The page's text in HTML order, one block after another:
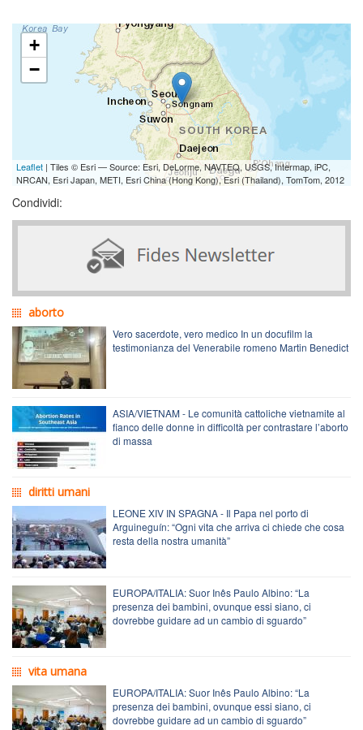
+
−
Leaflet | Tiles © Esri — Source: Esri, DeLorme, NAVTEQ, USGS, Intermap, iPC,
NRCAN, Esri Japan, METI, Esri China (Hong Kong), Esri (Thailand), TomTom, 2012
Condividi:
aborto
Vero sacerdote, vero medico In un docufilm la
testimonianza del Venerabile romeno Martin Benedict
ASIA/VIETNAM - Le comunità cattoliche vietnamite al
fianco delle donne in difficoltà per contrastare l’aborto
di massa
diritti umani
LEONE XIV IN SPAGNA - Il Papa nel porto di
Arguineguín: “Ogni vita che arriva ci chiede che cosa
resta della nostra umanità”
EUROPA/ITALIA: Suor Inês Paulo Albino: “La
presenza dei bambini, ovunque essi siano, ci
dovrebbe guidare ad un cambio di sguardo”
vita umana
EUROPA/ITALIA: Suor Inês Paulo Albino: “La
presenza dei bambini, ovunque essi siano, ci
dovrebbe guidare ad un cambio di sguardo”